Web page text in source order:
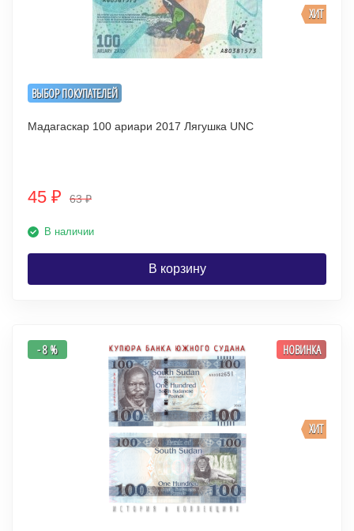
ВЫБОР ПОКУПАТЕЛЕЙ
ХИТ
Мадагаскар 100 ариари 2017 Лягушка UNC
45 ₽ 63₽
В наличии
В корзину
ХИТ
- 8 % НОВИНКА